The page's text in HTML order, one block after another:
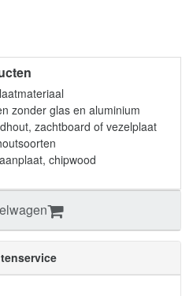
zonder glas en aluminium
zachtboard of vezelplaat
chipwood